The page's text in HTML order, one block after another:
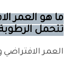
ما هو العمر
تتحمل
العمر